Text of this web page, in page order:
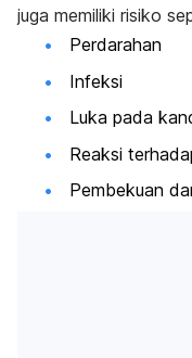
juga memiliki risiko
Perdarahan
Infeksi
Luka pada
Reaksi
Pembekuan